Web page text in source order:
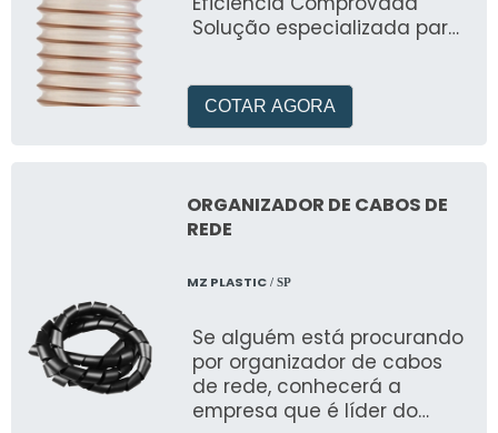
Solução especializada para
pela MG Mangueiras, opera
em temperaturas de -40°C
flexibilidade. Ideal para
indústrias metal-mecânica,
construção civil. Garante
industrial, exaustão e ar-
condicionado. Durabilidade
e eficiência para ambientes
que exigem ventilação
COTAR AGORA
ORGANIZADOR DE CABOS DE
REDE
MZ PLASTIC/ SP
Se alguém está procurando
por organizador de cabos
de rede, conhecerá a
empresa que é líder do